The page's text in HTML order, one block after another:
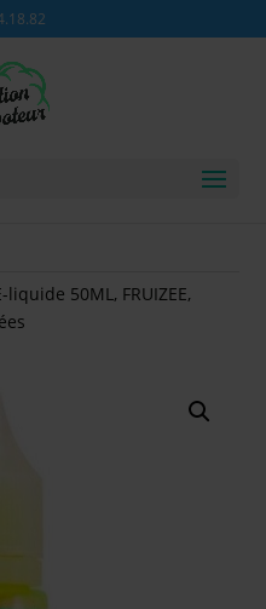
liquide 50ML, FRUIZEE,